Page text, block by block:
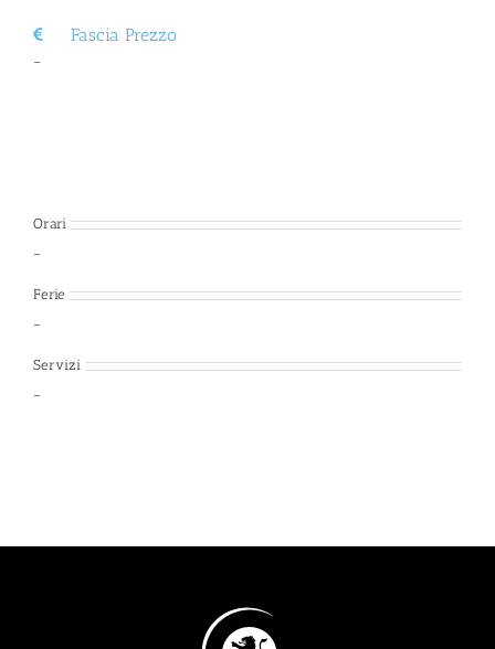
Fascia Prezzo
–
Orari
–
Ferie
–
Servizi
–